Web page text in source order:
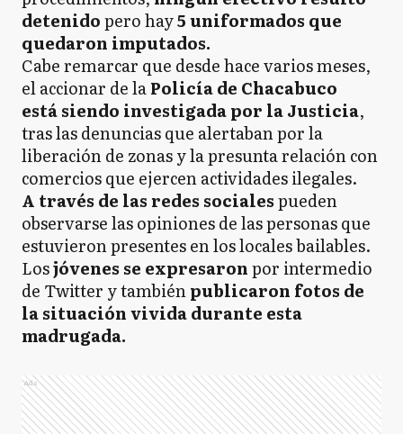
detenidopero hay5 uniformados que
quedaron imputados.
Cabe remarcar que desde hace varios meses,
el accionar de laPolicía de Chacabuco
está siendo investigada por la Justicia,
tras las denuncias que alertaban por la
liberación de zonas y la presunta relación con
comercios que ejercen actividades ilegales.
A través de las redes socialespueden
observarse las opiniones de las personas que
estuvieron presentes en los locales bailables.
Losjóvenes se expresaronpor intermedio
de Twitter y tambiénpublicaron fotos de
la situación vivida durante esta
madrugada.
Ads